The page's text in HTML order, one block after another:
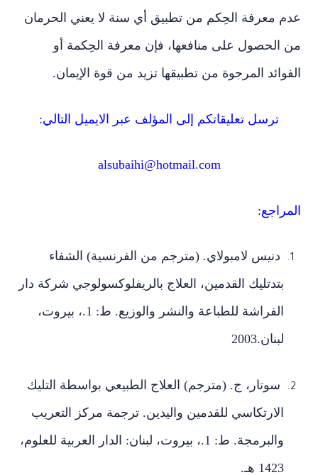
عدم معرفة الحِكم من تطبيق أي سنة لا يعني الحرمان
من الحصول على منافعها، فإن معرفة الحِكمة أو
الفوائد المرجوة من تطبيقها تزيد من قوة الإيمان.
ترسل تعليقاتكم إلى المؤلف عبر الايميل التالي:
alsubaihi@hotmail.com
المراجع:
دنيس لامبولاي. (مترجم من الفرنسية) الشفاء
بتدتليك القدمين، العلاج بالريفلوكسولوجي شركة دار
الفراشة للطباعة والنشر والوزيع. ط: 1.، بيروت،
لبنان.2003
سوتار، ج. (مترجم) العلاج الطبيعي بواسطة التليك
الارتكاسي للقدمين واليدين. ترجمة مركز التعريب
والبرمجة. ط: 1.، بيروت، لبنان: الدار العربية للعلوم،
1423 هـ.